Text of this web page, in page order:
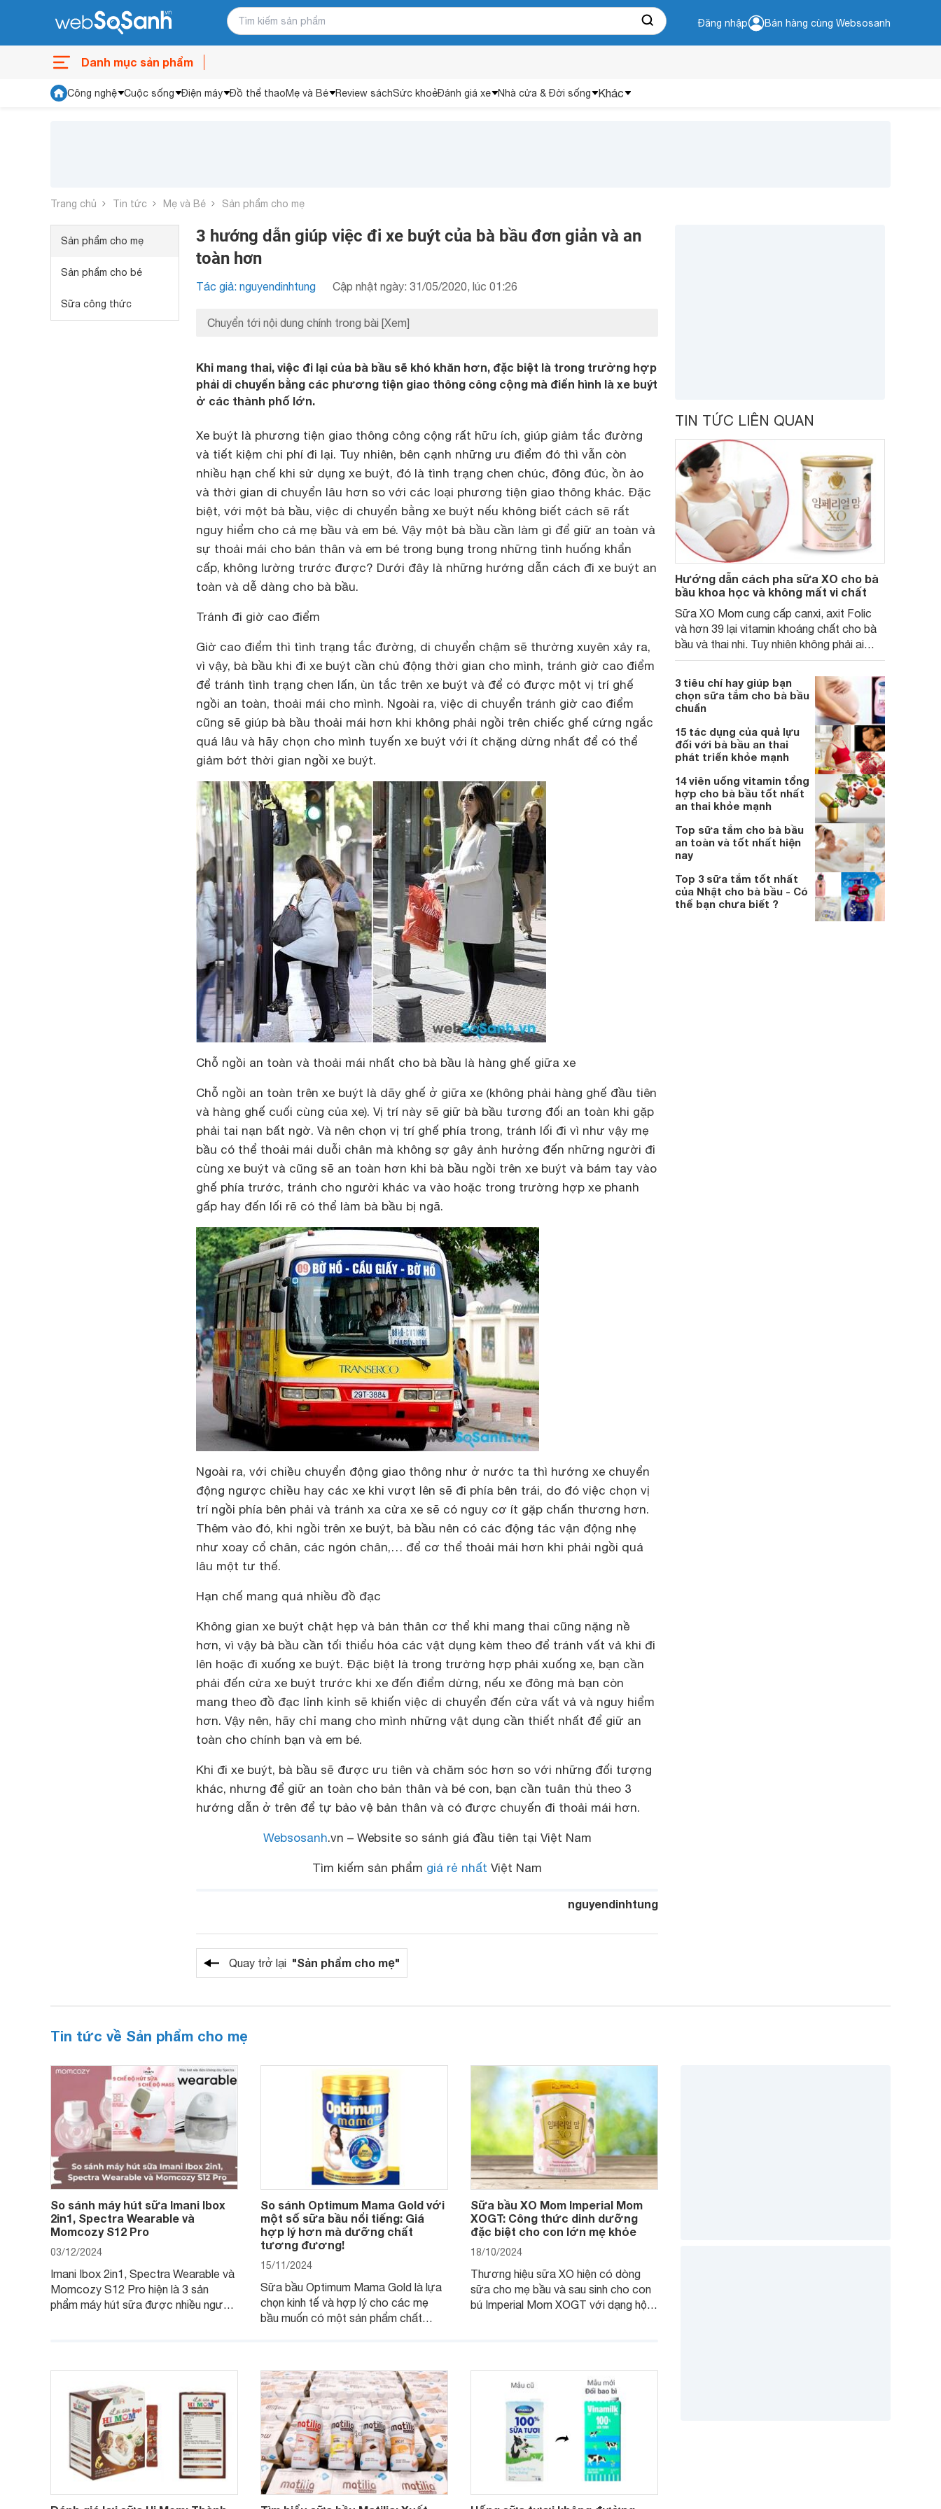
Đăng nhập Bán hàng cùng Websosanh
Danh mục sản phẩm
Công nghệ Cuộc sống Điện máy Đồ thể thaoMẹ và Bé Review sáchSức khoẻĐánh giá xe Nhà cửa & Đời sống Khác
Trang chủ Tin tức Mẹ và Bé Sản phẩm cho mẹ
Sản phẩm cho mẹ
Sản phẩm cho bé
Sữa công thức
3 hướng dẫn giúp việc đi xe buýt của bà bầu đơn giản và an
toàn hơn
Tác giả: nguyendinhtung Cập nhật ngày: 31/05/2020, lúc 01:26
Chuyển tới nội dung chính trong bài [Xem]
Khi mang thai, việc đi lại của bà bầu sẽ khó khăn hơn, đặc biệt là trong trường hợp
phải di chuyển bằng các phương tiện giao thông công cộng mà điển hình là xe buýt
ở các thành phố lớn.
Xe buýt là phương tiện giao thông công cộng rất hữu ích, giúp giảm tắc đường
và tiết kiệm chi phí đi lại. Tuy nhiên, bên cạnh những ưu điểm đó thì vẫn còn
nhiều hạn chế khi sử dụng xe buýt, đó là tình trạng chen chúc, đông đúc, ồn ào
và thời gian di chuyển lâu hơn so với các loại phương tiện giao thông khác. Đặc
biệt, với một bà bầu, việc di chuyển bằng xe buýt nếu không biết cách sẽ rất
nguy hiểm cho cả mẹ bầu và em bé. Vậy một bà bầu cần làm gì để giữ an toàn và
sự thoải mái cho bản thân và em bé trong bụng trong những tình huống khẩn
cấp, không lường trước được? Dưới đây là những hướng dẫn cách đi xe buýt an
toàn và dễ dàng cho bà bầu.
Tránh đi giờ cao điểm
Giờ cao điểm thì tình trạng tắc đường, di chuyển chậm sẽ thường xuyên xảy ra,
vì vậy, bà bầu khi đi xe buýt cần chủ động thời gian cho mình, tránh giờ cao điểm
để tránh tình trạng chen lấn, ùn tắc trên xe buýt và để có được một vị trí ghế
ngồi an toàn, thoải mái cho mình. Ngoài ra, việc di chuyển tránh giờ cao điểm
cũng sẽ giúp bà bầu thoải mái hơn khi không phải ngồi trên chiếc ghế cứng ngắc
quá lâu và hãy chọn cho mình tuyến xe buýt với ít chặng dừng nhất để có thể
giảm bớt thời gian ngồi xe buýt.
Chỗ ngồi an toàn và thoải mái nhất cho bà bầu là hàng ghế giữa xe
Chỗ ngồi an toàn trên xe buýt là dãy ghế ở giữa xe (không phải hàng ghế đầu tiên
và hàng ghế cuối cùng của xe). Vị trí này sẽ giữ bà bầu tương đối an toàn khi gặp
phải tai nạn bất ngờ. Và nên chọn vị trí ghế phía trong, tránh lối đi vì như vậy mẹ
bầu có thể thoải mái duỗi chân mà không sợ gây ảnh hưởng đến những người đi
cùng xe buýt và cũng sẽ an toàn hơn khi bà bầu ngồi trên xe buýt và bám tay vào
ghế phía trước, tránh cho người khác va vào hoặc trong trường hợp xe phanh
gấp hay đến lối rẽ có thể làm bà bầu bị ngã.
Ngoài ra, với chiều chuyển động giao thông như ở nước ta thì hướng xe chuyển
động ngược chiều hay các xe khi vượt lên sẽ đi phía bên trái, do đó việc chọn vị
trí ngồi phía bên phải và tránh xa cửa xe sẽ có nguy cơ ít gặp chấn thương hơn.
Thêm vào đó, khi ngồi trên xe buýt, bà bầu nên có các động tác vận động nhẹ
như xoay cổ chân, các ngón chân,… để cơ thể thoải mái hơn khi phải ngồi quá
lâu một tư thế.
Hạn chế mang quá nhiều đồ đạc
Không gian xe buýt chật hẹp và bản thân cơ thể khi mang thai cũng nặng nề
hơn, vì vậy bà bầu cần tối thiểu hóa các vật dụng kèm theo để tránh vất vả khi đi
lên hoặc đi xuống xe buýt. Đặc biệt là trong trường hợp phải xuống xe, bạn cần
phải đến cửa xe buýt trước khi xe đến điểm dừng, nếu xe đông mà bạn còn
mang theo đồ đạc lỉnh kỉnh sẽ khiến việc di chuyển đến cửa vất vả và nguy hiểm
hơn. Vậy nên, hãy chỉ mang cho mình những vật dụng cần thiết nhất để giữ an
toàn cho chính bạn và em bé.
Khi đi xe buýt, bà bầu sẽ được ưu tiên và chăm sóc hơn so với những đối tượng
khác, nhưng để giữ an toàn cho bản thân và bé con, bạn cần tuân thủ theo 3
hướng dẫn ở trên để tự bảo vệ bản thân và có được chuyến đi thoải mái hơn.
Websosanh.vn – Website so sánh giá đầu tiên tại Việt Nam
Tìm kiếm sản phẩm giá rẻ nhất Việt Nam
nguyendinhtung
Quay trở lại "Sản phẩm cho mẹ"
TIN TỨC LIÊN QUAN
Hướng dẫn cách pha sữa XO cho bà
bầu khoa học và không mất vi chất
Sữa XO Mom cung cấp canxi, axit Folic
và hơn 39 lại vitamin khoáng chất cho bà
bầu và thai nhi. Tuy nhiên không phải ai
cũng biết cách pha sữa XO cho bà bầu
chuẩn khoa học và không làm mất đi vi
chất trong sữa. Cùng đọc bài viết dưới
đây để nắm bắt rõ hơn về cách pha sữa
3 tiêu chí hay giúp bạn
chọn sữa tắm cho bà bầu
chuẩn
15 tác dụng của quả lựu
đối với bà bầu an thai
phát triển khỏe mạnh
14 viên uống vitamin tổng
hợp cho bà bầu tốt nhất
an thai khỏe mạnh
Top sữa tắm cho bà bầu
an toàn và tốt nhất hiện
nay
Top 3 sữa tắm tốt nhất
của Nhật cho bà bầu - Có
thể bạn chưa biết ?
Tin tức về Sản phẩm cho mẹ
So sánh máy hút sữa Imani Ibox
2in1, Spectra Wearable và
Momcozy S12 Pro
03/12/2024
Imani Ibox 2in1, Spectra Wearable và
Momcozy S12 Pro hiện là 3 sản
phẩm máy hút sữa được nhiều người
So sánh Optimum Mama Gold với
một số sữa bầu nổi tiếng: Giá
hợp lý hơn mà dưỡng chất
tương đương!
15/11/2024
Sữa bầu Optimum Mama Gold là lựa
chọn kinh tế và hợp lý cho các mẹ
bầu muốn có một sản phẩm chất
trong bài viết dưới đây.
Sữa bầu XO Mom Imperial Mom
XOGT: Công thức dinh dưỡng
đặc biệt cho con lớn mẹ khỏe
18/10/2024
Thương hiệu sữa XO hiện có dòng
sữa cho mẹ bầu và sau sinh cho con
bú Imperial Mom XOGT với dạng hộp